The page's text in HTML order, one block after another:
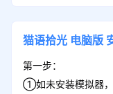
猫语拾光 电脑版
第一步：
①如未安装模拟器，